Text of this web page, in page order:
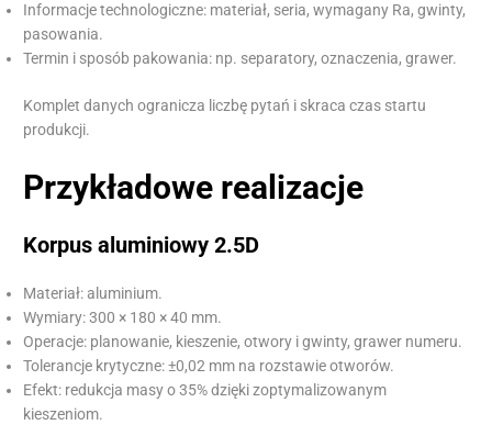
Informacje technologiczne: materiał, seria, wymagany Ra, gwinty,
pasowania.
Termin i sposób pakowania: np. separatory, oznaczenia, grawer.
Komplet danych ogranicza liczbę pytań i skraca czas startu
produkcji.
Przykładowe realizacje
Korpus aluminiowy 2.5D
Materiał: aluminium.
Wymiary: 300 × 180 × 40 mm.
Operacje: planowanie, kieszenie, otwory i gwinty, grawer numeru.
Tolerancje krytyczne: ±0,02 mm na rozstawie otworów.
Efekt: redukcja masy o 35% dzięki zoptymalizowanym
kieszeniom.